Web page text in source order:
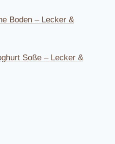
Boden – Lecker &
Soße – Lecker &